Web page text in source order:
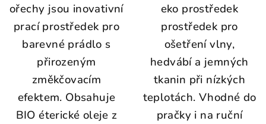
hvězdiček.
ořechy jsou inovativní
prací prostředek pro
barevné prádlo s
přirozeným
změkčovacím
efektem. Obsahuje
BIO éterické oleje z
eko prostředek
prostředek pro
ošetření vlny,
hedvábí a jemných
tkanin při nízkých
teplotách. Vhodné do
pračky i na ruční